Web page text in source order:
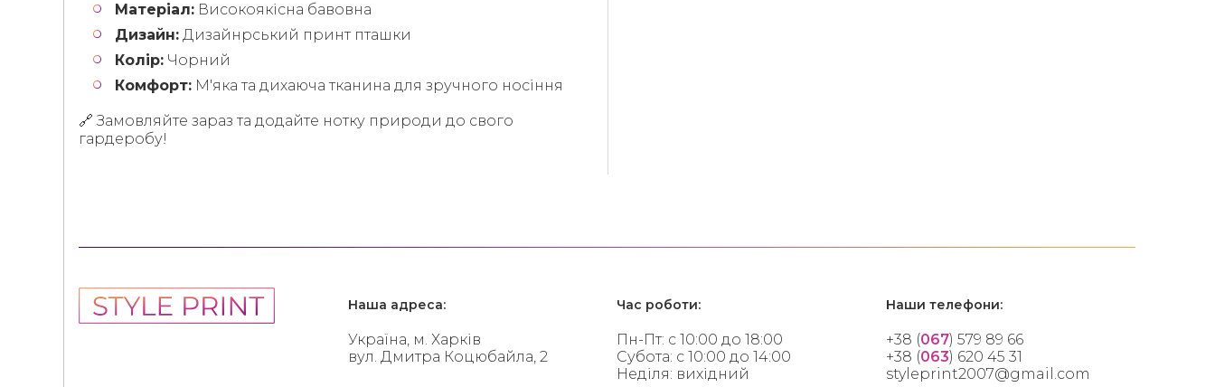
Матеріал: Високоякісна бавовна
Дизайн: Дизайнрський принт пташки
Колір: Чорний
Комфорт: М'яка та дихаюча тканина для зручного носіння
🔗 Замовляйте зараз та додайте нотку природи до свого
гардеробу!
Наша адреса:
Україна, м. Харків
вул. Дмитра Коцюбайла, 2
Час роботи:
Пн-Пт: с 10:00 до 18:00
Субота: с 10:00 до 14:00
Неділя: вихідний
Наши телефони:
+38 (067) 579 89 66
+38 (063) 620 45 31
styleprint2007@gmail.com